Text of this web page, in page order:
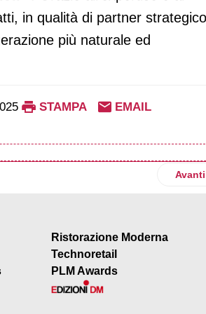
in qualità di partner strategico
più naturale ed
STAMPA
EMAIL
Fir Avanti
Ristorazione Moderna
Technoretail
PLM Awards